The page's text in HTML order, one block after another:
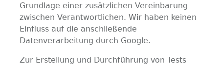
Grundlage einer zusätzlichen Vereinbarung
zwischen Verantwortlichen. Wir haben keinen
Einfluss auf die anschließende
Datenverarbeitung durch Google.
Zur Erstellung und Durchführung von Tests